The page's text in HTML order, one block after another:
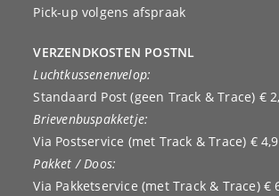
Pick-up volgens afspraak
VERZENDKOSTEN POSTNL
Luchtkussenenvelop:
Standaard Post (geen Track & Trace) €
Brievenbuspakketje:
Via Postservice (met Track & Trace) €
Pakket / Doos:
Via Pakketservice (met Track & Trace) €